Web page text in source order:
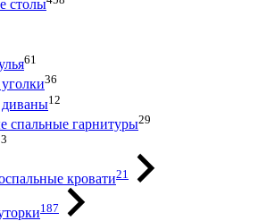
столы
61
36
12
спальные гарнитуры29
кровати21
187